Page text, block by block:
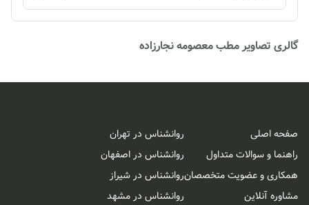
گالری تصاویر مطب معصومه نجارزاده
صفحه اصلی
راهنما و سوالات متداول
همکاری و عضویت متخصصان
مشاوره آنلاین
روانشناس در تهران
روانشناس در اصفهان
روانشناس در شیراز
روانشناس در مشهد